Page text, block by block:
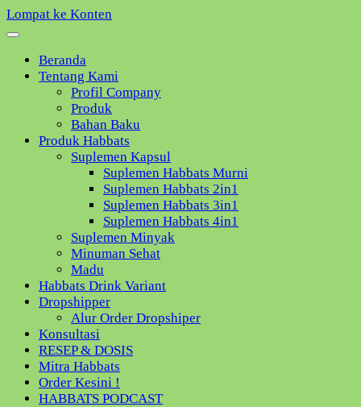
Lompat ke Konten
Beranda
Tentang Kami
Profil Company
Produk
Bahan Baku
Produk Habbats
Suplemen Kapsul
Suplemen Habbats Murni
Suplemen Habbats 2in1
Suplemen Habbats 3in1
Suplemen Habbats 4in1
Suplemen Minyak
Minuman Sehat
Madu
Habbats Drink Variant
Dropshipper
Alur Order Dropshiper
Konsultasi
RESEP & DOSIS
Mitra Habbats
Order Kesini !
HABBATS PODCAST